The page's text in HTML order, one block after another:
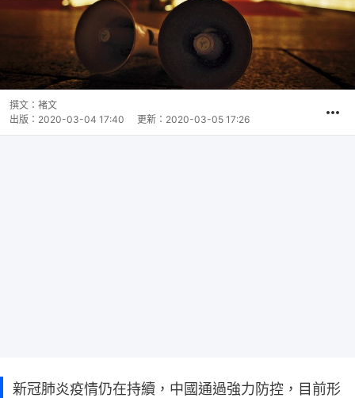
撰文： 褚文
出版： 2020-03-04 17:40 更新： 2020-03-05 17:26
新冠肺炎疫情仍在持續，中國通過強力防控，目前形